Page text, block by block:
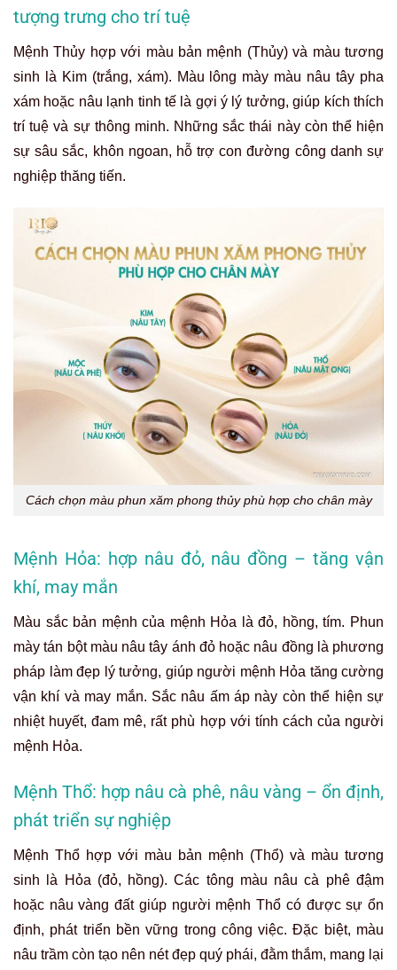
tượng trưng cho trí tuệ
Mệnh Thủy hợp với màu bản mệnh (Thủy) và màu tương
sinh là Kim (trắng, xám). Màu lông mày màu nâu tây pha
xám hoặc nâu lạnh tinh tế là gợi ý lý tưởng, giúp kích thích
trí tuệ và sự thông minh. Những sắc thái này còn thể hiện
sự sâu sắc, khôn ngoan, hỗ trợ con đường công danh sự
nghiệp thăng tiến.
Cách chọn màu phun xăm phong thủy phù hợp cho chân mày
Mệnh Hỏa: hợp nâu đỏ, nâu đồng – tăng vận
khí, may mắn
Màu sắc bản mệnh của mệnh Hỏa là đỏ, hồng, tím. Phun
mày tán bột màu nâu tây ánh đỏ hoặc nâu đồng là phương
pháp làm đẹp lý tưởng, giúp người mệnh Hỏa tăng cường
vận khí và may mắn. Sắc nâu ấm áp này còn thể hiện sự
nhiệt huyết, đam mê, rất phù hợp với tính cách của người
mệnh Hỏa.
Mệnh Thổ: hợp nâu cà phê, nâu vàng – ổn định,
phát triển sự nghiệp
Mệnh Thổ hợp với màu bản mệnh (Thổ) và màu tương
sinh là Hỏa (đỏ, hồng). Các tông màu nâu cà phê đậm
hoặc nâu vàng đất giúp người mệnh Thổ có được sự ổn
định, phát triển bền vững trong công việc. Đặc biệt, màu
nâu trầm còn tạo nên nét đẹp quý phái, đằm thắm, mang lại